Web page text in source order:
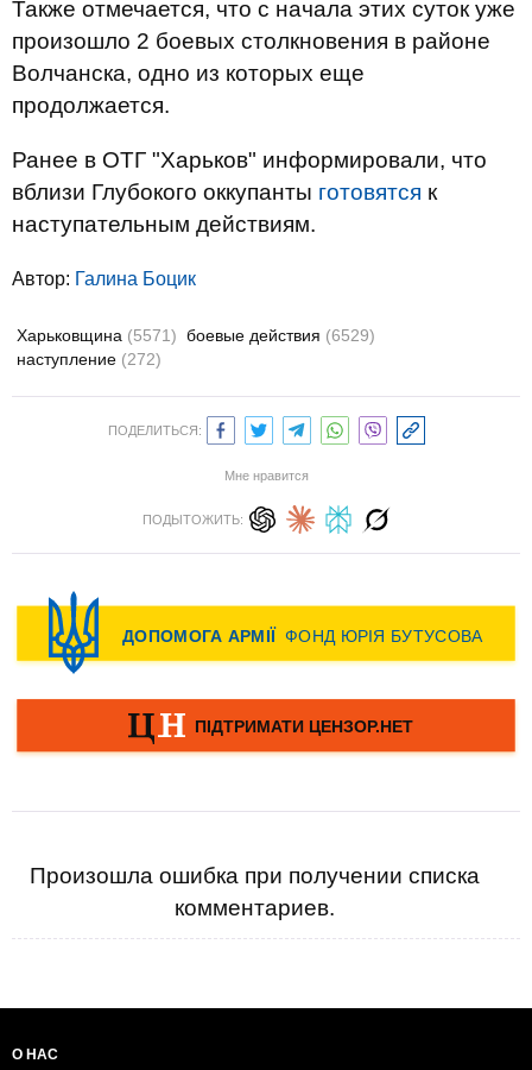
Также отмечается, что с начала этих суток уже
произошло 2 боевых столкновения в районе
Волчанска, одно из которых еще
продолжается.
Ранее в ОТГ "Харьков" информировали, что
вблизи Глубокого оккупанты готовятся к
наступательным действиям.
Автор: Галина Боцик
Харьковщина (5571) боевые действия (6529)
наступление (272)
ПОДЕЛИТЬСЯ:
Мне нравится
ПОДЫТОЖИТЬ:
Произошла ошибка при получении списка
комментариев.
О НАС